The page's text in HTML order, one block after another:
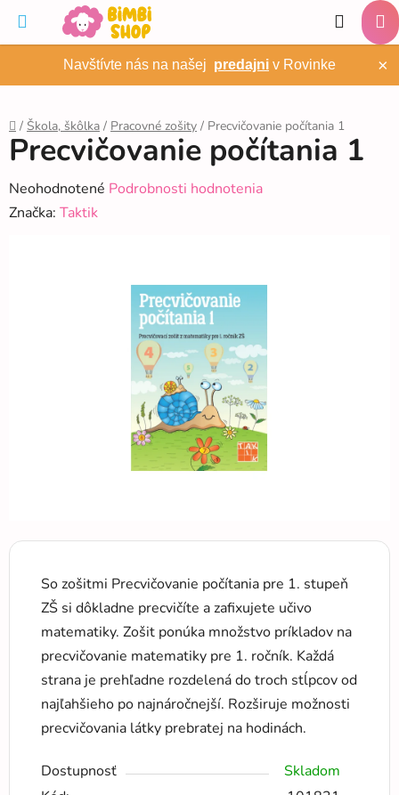
obsah
Navštívte nás na našej predajni v Rovinke ×
Hľadať
Domov
/ Škola, škôlka / Pracovné zošity / Precvičovanie počítania 1
So zošitmi Precvičovanie počítania pre 1. stupeň
ZŠ si dôkladne precvičíte a zafixujete učivo
matematiky. Zošit ponúka množstvo príkladov na
precvičovanie matematiky pre 1. ročník. Každá
strana je prehľadne rozdelená do troch stĺpcov od
najľahšieho po najnáročnejší. Rozširuje možnosti
precvičovania látky prebratej na hodinách.
Dostupnosť
Skladom
Precvičovanie počítania 1
Priemerné
hodnotenie
Neohodnotené Podrobnosti hodnotenia
Značka: Taktik